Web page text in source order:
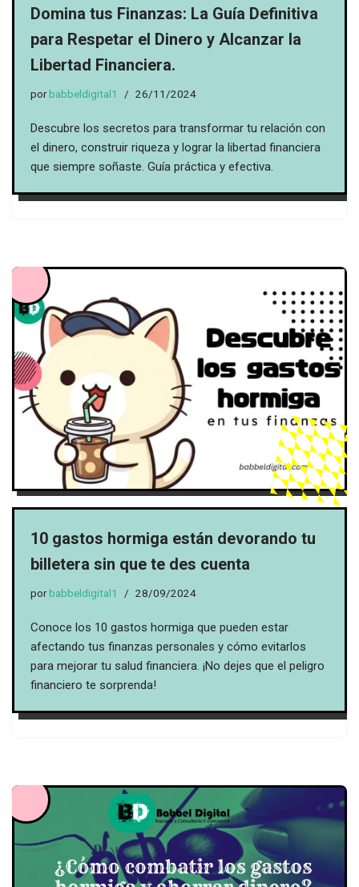
Domina tus Finanzas: La Guía Definitiva
para Respetar el Dinero y Alcanzar la
Libertad Financiera.
porbabbeldigital1 26/11/2024
Descubre los secretos para transformar tu relación con
el dinero, construir riqueza y lograr la libertad financiera
que siempre soñaste. Guía práctica y efectiva.
10 gastos hormiga están devorando tu
billetera sin que te des cuenta
porbabbeldigital1 28/09/2024
Conoce los 10 gastos hormiga que pueden estar
afectando tus finanzas personales y cómo evitarlos
para mejorar tu salud financiera. ¡No dejes que el peligro
financiero te sorprenda!